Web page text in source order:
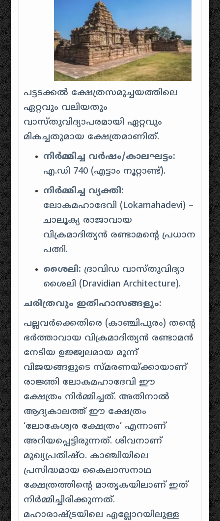
പട്ടടക്കൽ ക്ഷേത്രസമുച്ചയത്തിലെ
ഏറ്റവും വലിയതും
വാസ്തുവിദ്യാപരമായി ഏറ്റവും
മികച്ചതുമായ ക്ഷേത്രമാണിത്.
നിർമ്മിച്ച വർഷം/കാലഘട്ടം:
എ.ഡി 740 (എട്ടാം നൂറ്റാണ്ട്).
നിർമ്മിച്ച വ്യക്തി:
ലോകമഹാദേവി (Lokamahadevi) –
ചാലൂക്യ രാജാവായ
വിക്രമാദിത്യൻ രണ്ടാമന്റെ പ്രധാന
പത്നി.
ശൈലി: ദ്രാവിഡ വാസ്തുവിദ്യാ
ശൈലി (Dravidian Architecture).
ചരിത്രവും ഇതിഹാസങ്ങളും:
പല്ലവർക്കെതിരെ (കാഞ്ചിപുരം) തന്റെ
ഭർത്താവായ വിക്രമാദിത്യൻ രണ്ടാമൻ
നേടിയ ഉജ്ജ്വലമായ മൂന്ന്
വിജയങ്ങളുടെ സ്മരണയ്ക്കായാണ്
രാജ്ഞി ലോകമഹാദേവി ഈ
ക്ഷേത്രം നിർമ്മിച്ചത്. അതിനാൽ
ആദ്യകാലത്ത് ഈ ക്ഷേത്രം
‘ലോകേശ്വര ക്ഷേത്രം’ എന്നാണ്
അറിയപ്പെട്ടിരുന്നത്. ശിവനാണ്
മുഖ്യപ്രതിഷ്ഠ. കാഞ്ചിയിലെ
പ്രസിദ്ധമായ കൈലാസനാഥ
ക്ഷേത്രത്തിന്റെ മാതൃകയിലാണ് ഇത്
നിർമ്മിച്ചിരിക്കുന്നത്.
മഹാരാഷ്ട്രയിലെ എല്ലോറയിലുള്ള